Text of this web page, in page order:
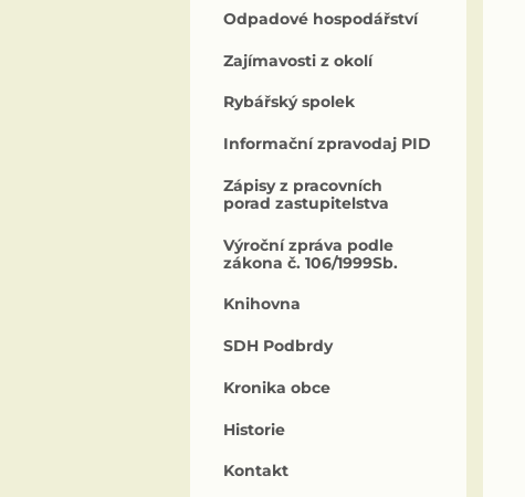
Odpadové hospodářství
Zajímavosti z okolí
Rybářský spolek
Informační zpravodaj PID
Zápisy z pracovních
porad zastupitelstva
Výroční zpráva podle
zákona č. 106/1999Sb.
Knihovna
SDH Podbrdy
Kronika obce
Historie
Kontakt